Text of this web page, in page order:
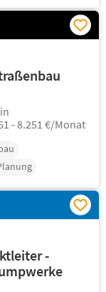
- 8.251 €/Monat
-